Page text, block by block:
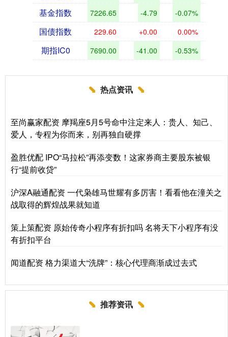
基金指数 7226.65 -4.79 -0.07%
国债指数 229.60 +0.00 0.00%
期指IC0 7690.00 -41.00 -0.53%
热点资讯
至尚赢家配资 摩羯座5月5号命中注定来人：贵人、知己、
爱人，专程为你而来，别再独自硬撑
盈胜优配 IPO“马拉松”再添变数！这家券商主要股东被银
行“提前收贷”
沪深A融通配资 一代枭雄马世耀有多厉害！看看他在潼关之
战取得的辉煌战果就知道
策上策配资 原始传奇小程序有折扣吗 名将天下小程序有没
有折扣平台
闻道配资 格力渠道大“洗牌”：核心代理商渐成过去式
推荐资讯